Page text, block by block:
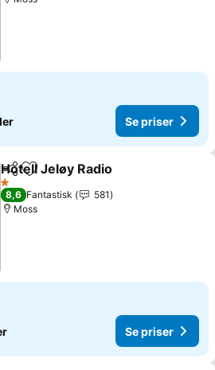
Se priser
Del Legg til i favoritter
Hotell Jeløy Radio
1 Stjerner
8,6 Fantastisk
581
Moss
Se priser